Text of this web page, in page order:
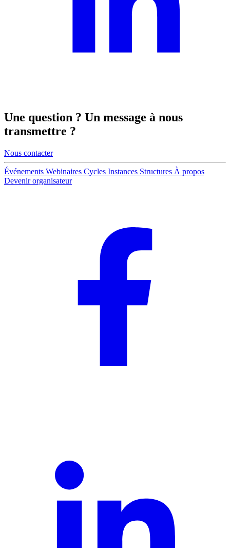
Une question ? Un message à nous
transmettre ?
Nous contacter
Événements Webinaires Cycles Instances Structures À propos
Devenir organisateur